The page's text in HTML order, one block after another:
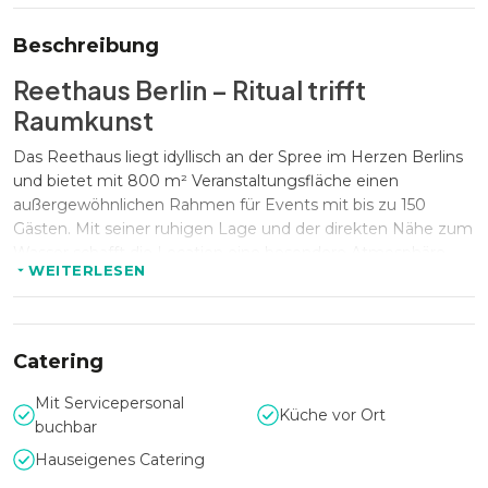
Beschreibung
Reethaus Berlin – Ritual trifft
Raumkunst
Das Reethaus liegt idyllisch an der Spree im Herzen Berlins
und bietet mit 800 m² Veranstaltungsfläche einen
außergewöhnlichen Rahmen für Events mit bis zu 150
Gästen. Mit seiner ruhigen Lage und der direkten Nähe zum
die sich ideal für inspirierende Zusammenkünfte eignet –
von Firmenveranstaltungen über kulturelle Events bis hin zu
exklusiven Privatfeiern.
Ein Raum für Sinneserfahrungen
Im Reethaus wird jede Veranstaltung zum ganzheitlichen
Erlebnis. Neben klassischen Eventformaten ermöglicht die
WEITERLESEN
Catering
Mit Servicepersonal
buchbar
Küche vor Ort
Hauseigenes Catering